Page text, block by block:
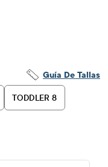
Guía De Tallas
TODDLER 8